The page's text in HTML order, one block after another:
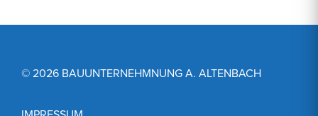
© 2026 BAUUNTERNEHMNUNG A. ALTENBACH